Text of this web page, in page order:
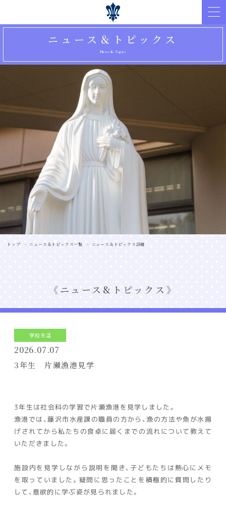
ニュース＆トピックス
News & Topics
トップ ニュース＆トピックス一覧 ニュース＆トピックス詳細
ニュース&トピックス
学校生活
2026.07.07
3年生 片瀬漁港見学
3年生は社会科の学習で片瀬漁港を見学しました。
漁港では、藤沢市水産課の職員の方から、漁の方法や魚が水揚
げされてから私たちの食卓に届くまでの流れについて教えて
いただきました。
施設内を見学しながら説明を聞き、子どもたちは熱心にメモ
を取っていました。疑問に思ったことを積極的に質問したり
して、意欲的に学ぶ姿が見られました。